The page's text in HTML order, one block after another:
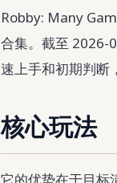
Robby: Many
合集。截至 2026-
速上手和初期判断
核心玩法